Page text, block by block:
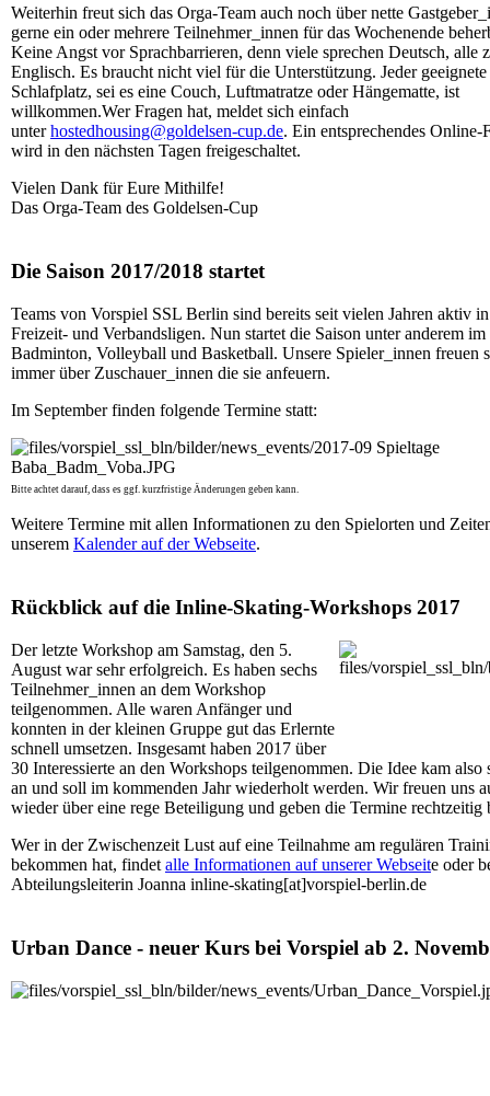
Weiterhin freut sich das Orga-Team auch noch über nette
gerne ein oder mehrere Teilnehmer_innen für das Wochenende
Keine Angst vor Sprachbarrieren, denn viele sprechen Deutsch, alle
Englisch. Es braucht nicht viel für die Unterstützung. Jeder geeignete
Schlafplatz, sei es eine Couch, Luftmatratze oder Hängematte, ist
willkommen.Wer Fragen hat, meldet sich einfach
unterhostedhousing@goldelsen-cup.de. Ein entsprechendes Online-
wird in den nächsten Tagen freigeschaltet.
Vielen Dank für Eure Mithilfe!
Das Orga-Team des Goldelsen-Cup
Die Saison 2017/2018 startet
Teams von Vorspiel SSL Berlin sind bereits seit vielen Jahren aktiv
Freizeit- und Verbandsligen. Nun startet die Saison unter anderem im
Badminton, Volleyball und Basketball. Unsere Spieler_innen freuen
immer über Zuschauer_innen die sie anfeuern.
Im September finden folgende Termine statt:
Bitte achtet darauf, dass es ggf. kurzfristige Änderungen geben kann.
Weitere Termine mit allen Informationen zu den Spielorten und
unserem Kalender auf der Webseite.
Rückblick auf die Inline-Skating-Workshops 2017
Der letzte Workshop am Samstag, den 5.
August war sehr erfolgreich. Es haben sechs
Teilnehmer_innen an dem Workshop
teilgenommen. Alle waren Anfänger und
konnten in der kleinen Gruppe gut das Erlernte
schnell umsetzen. Insgesamt haben 2017 über
30 Interessierte an den Workshops teilgenommen. Die Idee kam also
an und soll im kommenden Jahr wiederholt werden. Wir freuen uns
wieder über eine rege Beteiligung und geben die Termine rechtzeitig
Wer in der Zwischenzeit Lust auf eine Teilnahme am regulären
bekommen hat, findet alle Informationen auf unserer Webseite oder
Abteilungsleiterin Joanna inline-skating[at]vorspiel-berlin.de
Urban Dance - neuer Kurs bei Vorspiel ab 2.